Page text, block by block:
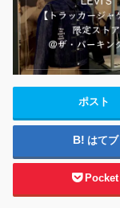
ポスト
はてブ
Pocket